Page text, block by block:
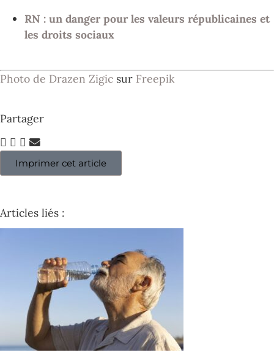
RN : un danger pour les valeurs républicaines et
les droits sociaux
Photo de Drazen Zigic sur Freepik
Partager
Imprimer cet article
Articles liés :